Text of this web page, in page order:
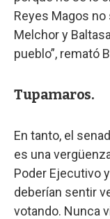
Reyes Magos no
Melchor y
pueblo”, remató
Tupamaros.
En tanto, el
es una
Poder Ejecutivo
deberían sentir
votando. Nunca